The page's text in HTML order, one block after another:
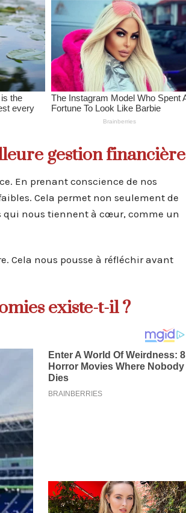
gestion financière
En prenant conscience de nos
Cela permet non seulement de
qui nous tiennent à cœur, comme un
Cela nous pousse à réfléchir avant
existe-t-il ?